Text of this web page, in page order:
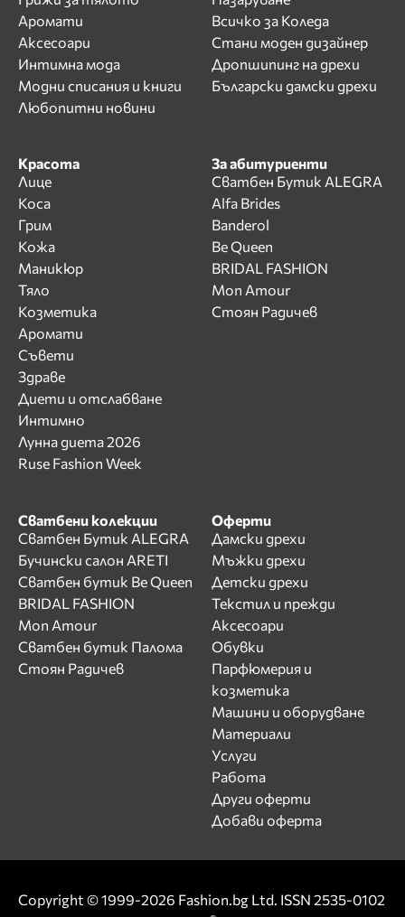
Аромати
Аксесоари
Интимна мода
Модни списания и книги
Любопитни новини
Всичко за Коледа
Стани моден дизайнер
Дропшипинг на дрехи
Български дамски дрехи
Красота
Лице
Коса
Грим
Кожа
Маникюр
Тяло
Козметика
Аромати
Съвети
Здраве
Диети и отслабване
Интимно
Лунна диета 2026
Ruse Fashion Week
За абитуриенти
Сватбен Бутик ALEGRA
Alfa Brides
Banderol
Be Queen
BRIDAL FASHION
Mon Amour
Стоян Радичев
Сватбени колекции
Сватбен Бутик ALEGRA
Бучински салон ARETI
Сватбен бутик Be Queen
BRIDAL FASHION
Mon Amour
Сватбен бутик Палома
Стоян Радичев
Оферти
Дамски дрехи
Мъжки дрехи
Детски дрехи
Текстил и прежди
Аксесоари
Обувки
Парфюмерия и
козметика
Машини и оборудване
Материали
Услуги
Работа
Други оферти
Добави оферта
Copyright © 1999-2026 Fashion.bg Ltd. ISSN 2535-0102